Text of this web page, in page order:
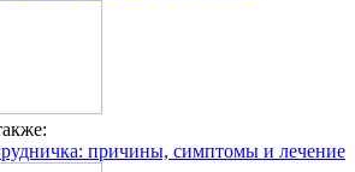
причины, симптомы и лечение